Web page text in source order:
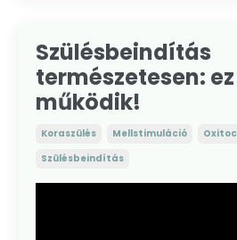
Szülésbeindítás
természetesen:
működik!
Koraszülés Mellstimuláció
Szülésbeindítás